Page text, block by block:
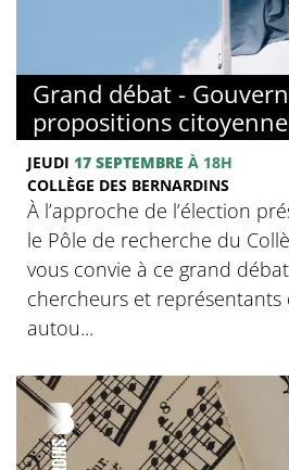
Grand débat -
propositions
JEUDI 17 SEPTEMBRE À 18H
COLLÈGE DES BERNARDINS
À l’approche de l’élection
le Pôle de recherche du
vous convie à ce grand
chercheurs et
autou...